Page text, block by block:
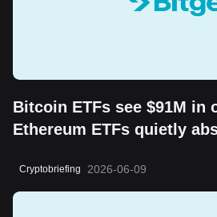
Bitcoin ETFs see $91M in
Ethereum ETFs quietly
Cryptobriefing 2026-06-09